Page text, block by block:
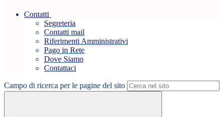
Contatti
Segreteria
Contatti mail
Riferimenti Amministrativi
Pago in Rete
Dove Siamo
Contattaci
Campo di ricerca per le pagine del sito